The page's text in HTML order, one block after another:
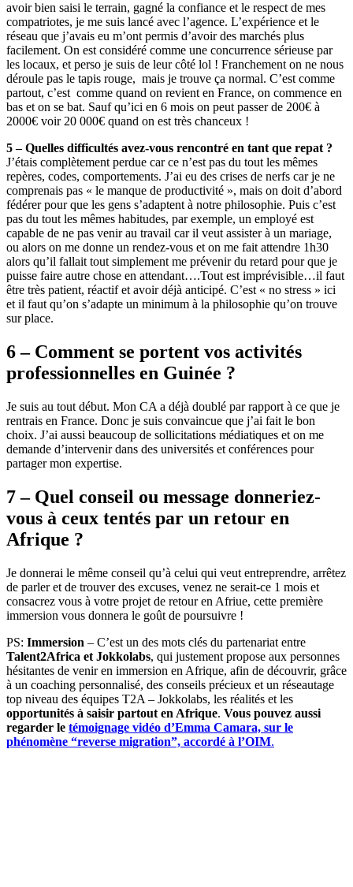
avoir bien saisi le terrain, gagné la confiance et le respect de mes
compatriotes, je me suis lancé avec l’agence. L’expérience et le
réseau que j’avais eu m’ont permis d’avoir des marchés plus
facilement. On est considéré comme une concurrence sérieuse par
les locaux, et perso je suis de leur côté lol ! Franchement on ne nous
déroule pas le tapis rouge, mais je trouve ça normal. C’est comme
partout, c’est comme quand on revient en France, on commence en
bas et on se bat. Sauf qu’ici en 6 mois on peut passer de 200€ à
2000€ voir 20 000€ quand on est très chanceux !
5 – Quelles difficultés avez-vous rencontré en tant que repat ?
J’étais complètement perdue car ce n’est pas du tout les mêmes
repères, codes, comportements. J’ai eu des crises de nerfs car je ne
comprenais pas « le manque de productivité », mais on doit d’abord
fédérer pour que les gens s’adaptent à notre philosophie. Puis c’est
pas du tout les mêmes habitudes, par exemple, un employé est
capable de ne pas venir au travail car il veut assister à un mariage,
ou alors on me donne un rendez-vous et on me fait attendre 1h30
alors qu’il fallait tout simplement me prévenir du retard pour que je
puisse faire autre chose en attendant….Tout est imprévisible…il faut
être très patient, réactif et avoir déjà anticipé. C’est « no stress » ici
et il faut qu’on s’adapte un minimum à la philosophie qu’on trouve
sur place.
6 – Comment se portent vos activités
professionnelles en Guinée ?
Je suis au tout début. Mon CA a déjà doublé par rapport à ce que je
rentrais en France. Donc je suis convaincue que j’ai fait le bon
choix. J’ai aussi beaucoup de sollicitations médiatiques et on me
demande d’intervenir dans des universités et conférences pour
partager mon expertise.
7 – Quel conseil ou message donneriez-
vous à ceux tentés par un retour en
Afrique ?
Je donnerai le même conseil qu’à celui qui veut entreprendre, arrêtez
de parler et de trouver des excuses, venez ne serait-ce 1 mois et
consacrez vous à votre projet de retour en Afriue, cette première
immersion vous donnera le goût de poursuivre !
PS: Immersion – C’est un des mots clés du partenariat entre
Talent2Africa et Jokkolabs, qui justement propose aux personnes
hésitantes de venir en immersion en Afrique, afin de découvrir, grâce
à un coaching personnalisé, des conseils précieux et un réseautage
top niveau des équipes T2A – Jokkolabs, les réalités et les
opportunités à saisir partout en Afrique. Vous pouvez aussi
regarder le témoignage vidéo d’Emma Camara, sur le
phénomène “reverse migration”, accordé à l’OIM.